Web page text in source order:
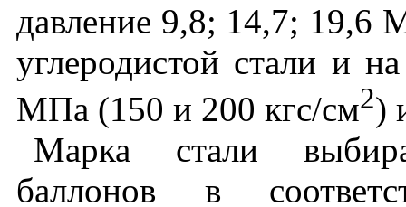
давление 9,8; 14,7; 19,6
углеродистой стали и
МПа (150 и 200 кгс/см2)
Марка стали
баллонов в